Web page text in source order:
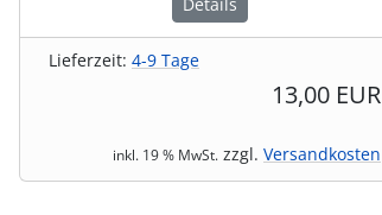
Lieferzeit: 4-9 Tage
13,00 EUR
inkl. 19 % MwSt. zzgl. Versandkosten